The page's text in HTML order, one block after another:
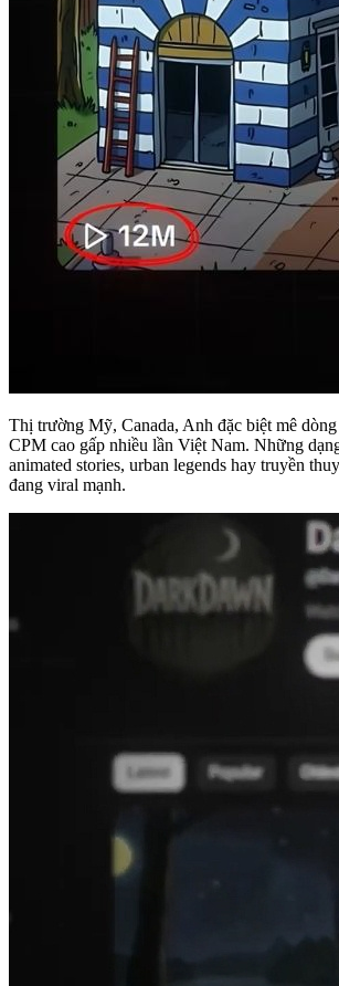
Thị trường Mỹ, Canada, Anh đặc biệt mê
CPM cao gấp nhiều lần Việt Nam. Những
animated stories, urban legends hay truyền
đang viral mạnh.